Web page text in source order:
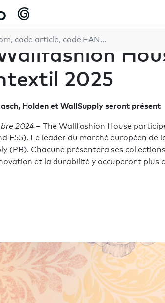
Actualités
2025
Holden et WallSupply seront présent
2024 – The Wallfashion House
F55). Le leader du marché européen de
(PB). Chacune présentera ses
et la durabilité y occuperont plus